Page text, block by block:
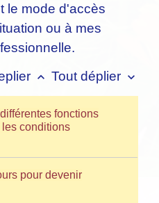
le mode d'accès
ou à mes
keyboard_arrow_up Tout déplier keyboard_arrow_down
fonctions
conditions
pour devenir